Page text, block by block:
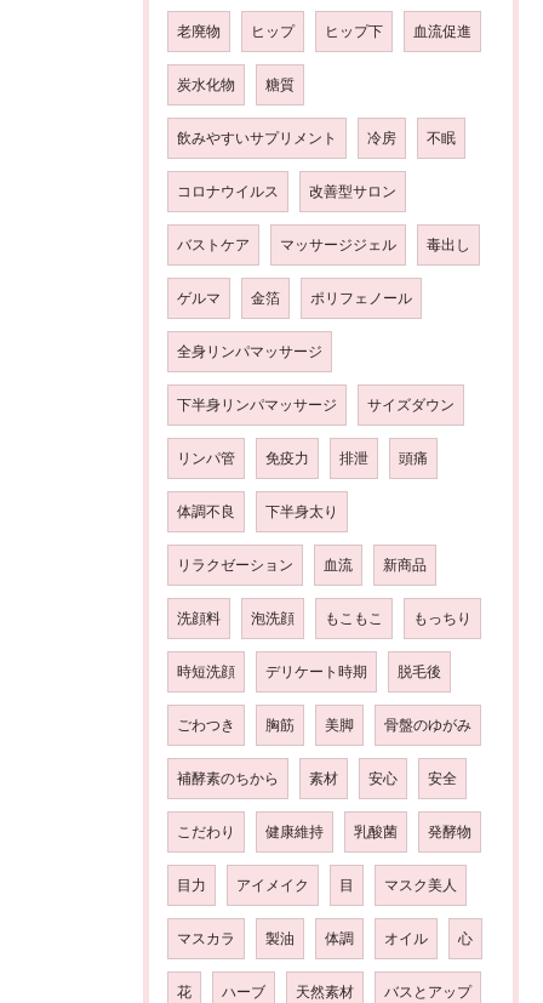
老廃物 ヒップ ヒップ下 血流促進
炭水化物 糖質
飲みやすいサプリメント 冷房 不眠
コロナウイルス 改善型サロン
バストケア マッサージジェル 毒出し
ゲルマ 金箔 ポリフェノール
全身リンパマッサージ
下半身リンパマッサージ サイズダウン
リンパ管 免疫力 排泄 頭痛
体調不良 下半身太り
リラクゼーション 血流 新商品
洗顔料 泡洗顔 もこもこ もっちり
時短洗顔 デリケート時期 脱毛後
ごわつき 胸筋 美脚 骨盤のゆがみ
補酵素のちから 素材 安心 安全
こだわり 健康維持 乳酸菌 発酵物
目力 アイメイク 目 マスク美人
マスカラ 製油 体調 オイル 心
花 ハーブ 天然素材 バスとアップ